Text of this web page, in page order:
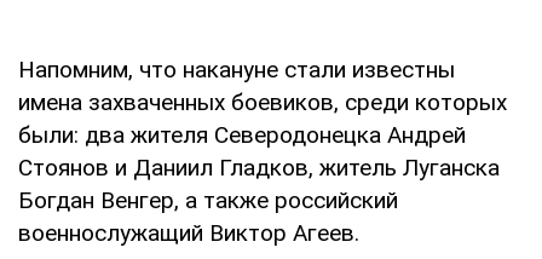
Напомним, что накануне стали известны
имена захваченных боевиков, среди которых
были: два жителя Северодонецка Андрей
Стоянов и Даниил Гладков, житель Луганска
Богдан Венгер, а также российский
военнослужащий Виктор Агеев.